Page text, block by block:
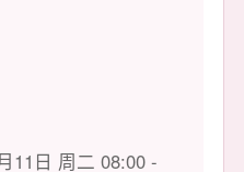
11日 周二 08:00 -